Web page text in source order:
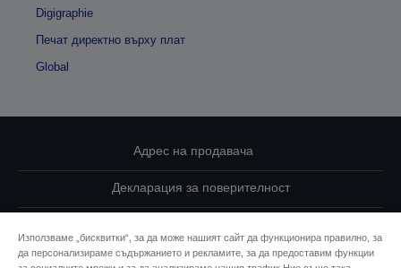
Digigraphie
Печат директно върху плат
Global
Адрес на продавача
Декларация за поверителност
Свържете се с нас за Вашите данни
Използваме „бисквитки“, за да може нашият сайт да функционира правилно, за
да персонализираме съдържанието и рекламите, за да предоставим функции